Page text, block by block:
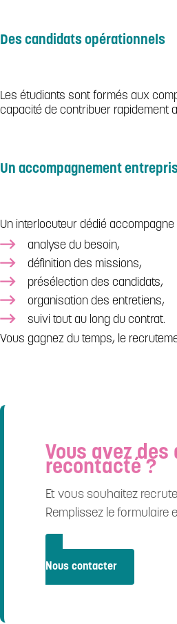
Des candidats opérationnels
Les étudiants sont formés aux
capacité de contribuer rapidement
Un accompagnement
Un interlocuteur dédié
analyse du besoin,
définition des missions,
présélection des candidats,
organisation des entretiens,
suivi tout au long du contrat.
Vous gagnez du temps, le
Vous avez
recontacté ?
Et vous souhaitez
Remplissez le
Nous contacter